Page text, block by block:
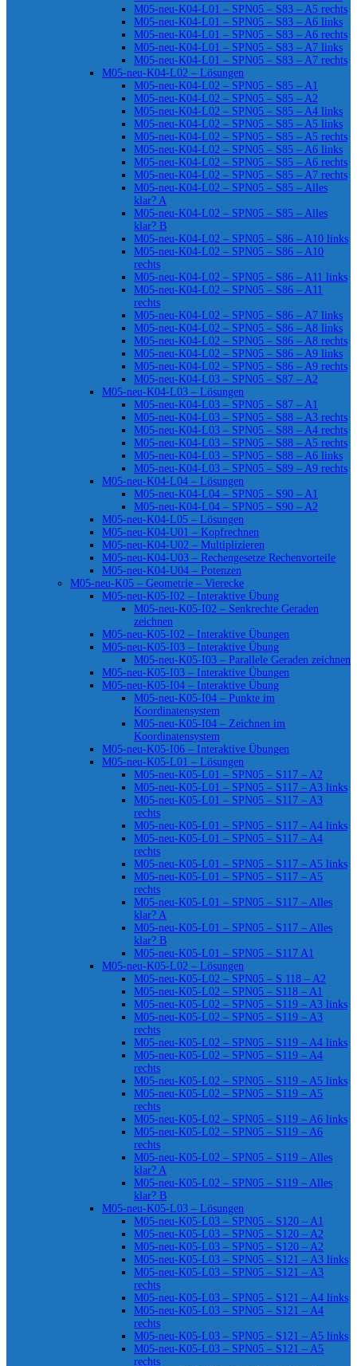
M05-neu-K04-L01 – SPN05 – S83 – A5 rechts
M05-neu-K04-L01 – SPN05 – S83 – A6 links
M05-neu-K04-L01 – SPN05 – S83 – A6 rechts
M05-neu-K04-L01 – SPN05 – S83 – A7 links
M05-neu-K04-L01 – SPN05 – S83 – A7 rechts
M05-neu-K04-L02 – Lösungen
M05-neu-K04-L02 – SPN05 – S85 – A1
M05-neu-K04-L02 – SPN05 – S85 – A2
M05-neu-K04-L02 – SPN05 – S85 – A4 links
M05-neu-K04-L02 – SPN05 – S85 – A5 links
M05-neu-K04-L02 – SPN05 – S85 – A5 rechts
M05-neu-K04-L02 – SPN05 – S85 – A6 links
M05-neu-K04-L02 – SPN05 – S85 – A6 rechts
M05-neu-K04-L02 – SPN05 – S85 – A7 rechts
M05-neu-K04-L02 – SPN05 – S85 – Alles
klar? A
M05-neu-K04-L02 – SPN05 – S85 – Alles
klar? B
M05-neu-K04-L02 – SPN05 – S86 – A10 links
M05-neu-K04-L02 – SPN05 – S86 – A10
rechts
M05-neu-K04-L02 – SPN05 – S86 – A11 links
M05-neu-K04-L02 – SPN05 – S86 – A11
rechts
M05-neu-K04-L02 – SPN05 – S86 – A7 links
M05-neu-K04-L02 – SPN05 – S86 – A8 links
M05-neu-K04-L02 – SPN05 – S86 – A8 rechts
M05-neu-K04-L02 – SPN05 – S86 – A9 links
M05-neu-K04-L02 – SPN05 – S86 – A9 rechts
M05-neu-K04-L03 – SPN05 – S87 – A2
M05-neu-K04-L03 – Lösungen
M05-neu-K04-L03 – SPN05 – S87 – A1
M05-neu-K04-L03 – SPN05 – S88 – A3 rechts
M05-neu-K04-L03 – SPN05 – S88 – A4 rechts
M05-neu-K04-L03 – SPN05 – S88 – A5 rechts
M05-neu-K04-L03 – SPN05 – S88 – A6 links
M05-neu-K04-L03 – SPN05 – S89 – A9 rechts
M05-neu-K04-L04 – Lösungen
M05-neu-K04-L04 – SPN05 – S90 – A1
M05-neu-K04-L04 – SPN05 – S90 – A2
M05-neu-K04-L05 – Lösungen
M05-neu-K04-U01 – Kopfrechnen
M05-neu-K04-U02 – Multiplizieren
M05-neu-K04-U03 – Rechengesetze Rechenvorteile
M05-neu-K04-U04 – Potenzen
M05-neu-K05 – Geometrie – Vierecke
M05-neu-K05-I02 – Interaktive Übung
M05-neu-K05-I02 – Senkrechte Geraden
zeichnen
M05-neu-K05-I02 – Interaktive Übungen
M05-neu-K05-I03 – Interaktive Übung
M05-neu-K05-I03 – Parallele Geraden zeichnen
M05-neu-K05-I03 – Interaktive Übungen
M05-neu-K05-I04 – Interaktive Übung
M05-neu-K05-I04 – Punkte im
Koordinatensystem
M05-neu-K05-I04 – Zeichnen im
Koordinatensystem
M05-neu-K05-I06 – Interaktive Übungen
M05-neu-K05-L01 – Lösungen
M05-neu-K05-L01 – SPN05 – S117 – A2
M05-neu-K05-L01 – SPN05 – S117 – A3 links
M05-neu-K05-L01 – SPN05 – S117 – A3
rechts
M05-neu-K05-L01 – SPN05 – S117 – A4 links
M05-neu-K05-L01 – SPN05 – S117 – A4
rechts
M05-neu-K05-L01 – SPN05 – S117 – A5 links
M05-neu-K05-L01 – SPN05 – S117 – A5
rechts
M05-neu-K05-L01 – SPN05 – S117 – Alles
klar? A
M05-neu-K05-L01 – SPN05 – S117 – Alles
klar? B
M05-neu-K05-L01 – SPN05 – S117 A1
M05-neu-K05-L02 – Lösungen
M05-neu-K05-L02 – SPN05 – S 118 – A2
M05-neu-K05-L02 – SPN05 – S118 – A1
M05-neu-K05-L02 – SPN05 – S119 – A3 links
M05-neu-K05-L02 – SPN05 – S119 – A3
rechts
M05-neu-K05-L02 – SPN05 – S119 – A4 links
M05-neu-K05-L02 – SPN05 – S119 – A4
rechts
M05-neu-K05-L02 – SPN05 – S119 – A5 links
M05-neu-K05-L02 – SPN05 – S119 – A5
rechts
M05-neu-K05-L02 – SPN05 – S119 – A6 links
M05-neu-K05-L02 – SPN05 – S119 – A6
rechts
M05-neu-K05-L02 – SPN05 – S119 – Alles
klar? A
M05-neu-K05-L02 – SPN05 – S119 – Alles
klar? B
M05-neu-K05-L03 – Lösungen
M05-neu-K05-L03 – SPN05 – S120 – A1
M05-neu-K05-L03 – SPN05 – S120 – A2
M05-neu-K05-L03 – SPN05 – S120 – A2
M05-neu-K05-L03 – SPN05 – S121 – A3 links
M05-neu-K05-L03 – SPN05 – S121 – A3
rechts
M05-neu-K05-L03 – SPN05 – S121 – A4 links
M05-neu-K05-L03 – SPN05 – S121 – A4
rechts
M05-neu-K05-L03 – SPN05 – S121 – A5 links
M05-neu-K05-L03 – SPN05 – S121 – A5
rechts